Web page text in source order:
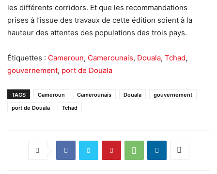
les différents corridors. Et que les recommandations
prises à l’issue des travaux de cette édition soient à la
hauteur des attentes des populations des trois pays.
Étiquettes : Cameroun, Camerounais, Douala, Tchad,
gouvernement, port de Douala
TAGS Cameroun Camerounais Douala
gouvernement
port de Douala
Tchad